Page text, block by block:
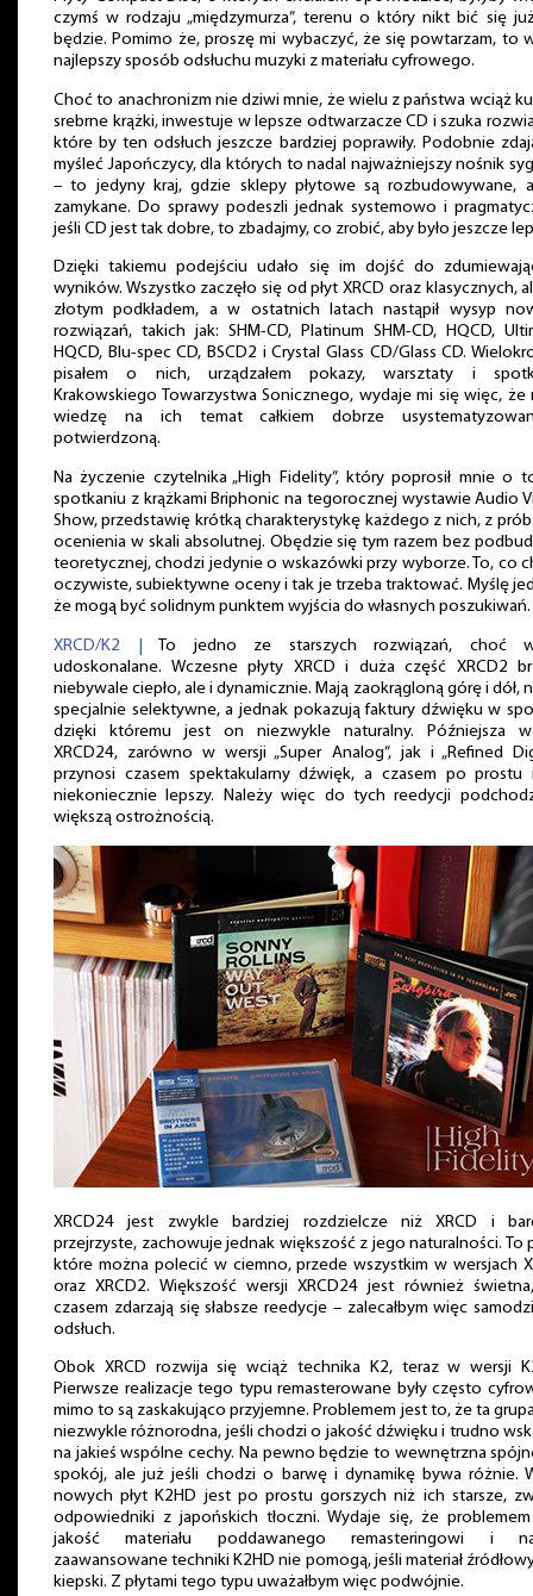
czymś w rodzaju „międzymurza”, terenu o który nikt bić się
będzie. Pomimo że, proszę mi wybaczyć, że się powtarzam, to
najlepszy sposób odsłuchu muzyki z materiału cyfrowego.
Choć to anachronizm nie dziwi mnie, że wielu z państwa wciąż
srebrne krążki, inwestuje w lepsze odtwarzacze CD i szuka
które by ten odsłuch jeszcze bardziej poprawiły. Podobnie
myśleć Japończycy, dla których to nadal najważniejszy nośnik
– to jedyny kraj, gdzie sklepy płytowe są rozbudowywane,
zamykane. Do sprawy podeszli jednak systemowo i
jeśli CD jest tak dobre, to zbadajmy, co zrobić, aby było jeszcze
Dzięki takiemu podejściu udało się im dojść do
wyników. Wszystko zaczęło się od płyt XRCD oraz klasycznych,
złotym podkładem, a w ostatnich latach nastąpił wysyp
rozwiązań, takich jak: SHM-CD, Platinum SHM-CD, HQCD,
HQCD, Blu-spec CD, BSCD2 i Crystal Glass CD/Glass CD.
pisałem o nich, urządzałem pokazy, warsztaty i
Krakowskiego Towarzystwa Sonicznego, wydaje mi się więc, że
wiedzę na ich temat całkiem dobrze
potwierdzoną.
Na życzenie czytelnika „High Fidelity”, który poprosił mnie o
spotkaniu z krążkami Briphonic na tegorocznej wystawie Audio
Show, przedstawię krótką charakterystykę każdego z nich, z
ocenienia w skali absolutnej. Obędzie się tym razem bez
teoretycznej, chodzi jedynie o wskazówki przy wyborze. To, co
oczywiste, subiektywne oceny i tak je trzeba traktować. Myślę
że mogą być solidnym punktem wyjścia do własnych poszukiwań.
XRCD/K2 |
To jedno ze starszych rozwiązań, choć
udoskonalane. Wczesne płyty XRCD i duża część XRCD2
niebywale ciepło, ale i dynamicznie. Mają zaokrągloną górę i dół,
specjalnie selektywne, a jednak pokazują faktury dźwięku w
dzięki któremu jest on niezwykle naturalny. Późniejsza
XRCD24, zarówno w wersji „Super Analog”, jak i „Refined
przynosi czasem spektakularny dźwięk, a czasem po prostu
niekoniecznie lepszy. Należy więc do tych reedycji
większą ostrożnością.
XRCD24 jest zwykle bardziej rozdzielcze niż XRCD i
przejrzyste, zachowuje jednak większość z jego naturalności. To
które można polecić w ciemno, przede wszystkim w wersjach
oraz XRCD2. Większość wersji XRCD24 jest również
czasem zdarzają się słabsze reedycje – zalecałbym więc
odsłuch.
Obok XRCD rozwija się wciąż technika K2, teraz w wersji
Pierwsze realizacje tego typu remasterowane były często
mimo to są zaskakująco przyjemne. Problemem jest to, że ta
niezwykle różnorodna, jeśli chodzi o jakość dźwięku i trudno
na jakieś wspólne cechy. Na pewno będzie to wewnętrzna
spokój, ale już jeśli chodzi o barwę i dynamikę bywa różnie.
nowych płyt K2HD jest po prostu gorszych niż ich starsze,
odpowiedniki z japońskich tłoczni. Wydaje się, że
jakość materiału poddawanego remasteringowi i
zaawansowane techniki K2HD nie pomogą, jeśli materiał
kiepski. Z płytami tego typu uważałbym więc podwójnie.